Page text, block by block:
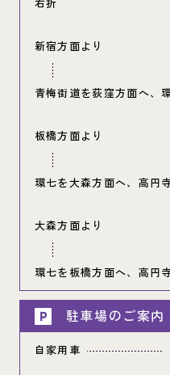
新宿方面より
青梅街道を荻窪方面へ、
板橋方面より
環七を大森方面へ、高円
大森方面より
環七を板橋方面へ、高円
駐車場のご案内
自家用車